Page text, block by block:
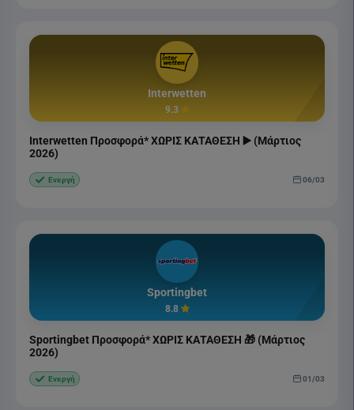
Interwetten
9.3
Interwetten Προσφορά* ΧΩΡΙΣ ΚΑΤΑΘΕΣΗ ▶️ (Μάρτιος
2026)
Ενεργή 06/03
Sportingbet
8.8
Sportingbet Προσφορά* ΧΩΡΙΣ ΚΑΤΑΘΕΣΗ 🎁 (Μάρτιος
2026)
Ενεργή 01/03